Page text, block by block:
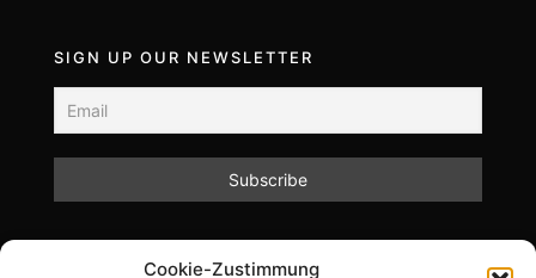
Cookie-Zustimmung
SIGN UP OUR NEWSLETTER
unsere Datenschutzrichtlinien.